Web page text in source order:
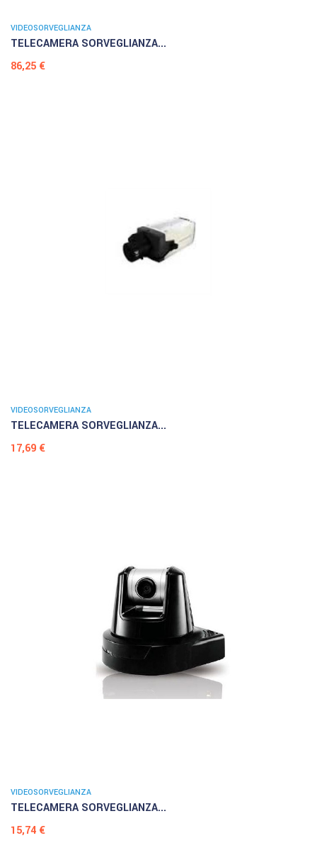
VIDEOSORVEGLIANZA
TELECAMERA SORVEGLIANZA...
Prezzo
86,25 €
VIDEOSORVEGLIANZA
TELECAMERA SORVEGLIANZA...
Prezzo
17,69 €
VIDEOSORVEGLIANZA
TELECAMERA SORVEGLIANZA...
Prezzo
15,74 €